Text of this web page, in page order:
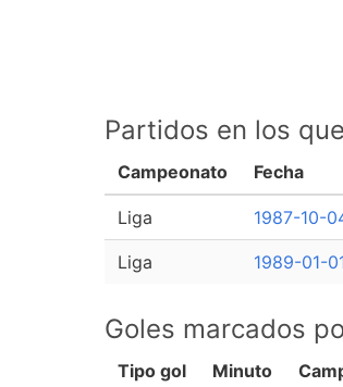
Partidos en los
Campeonato Fecha
Liga 1987-10-
Liga 1989-01-
Goles marcados
Tipo gol Minuto